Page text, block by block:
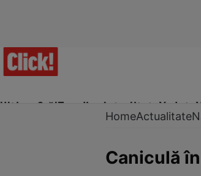
Ultima Oră!Trending Actualitate Vedete
HomeActualitate
Caniculă